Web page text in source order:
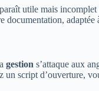
utile mais incomplet
documentation, adaptée
gestion s’attaque aux
script d’ouverture,